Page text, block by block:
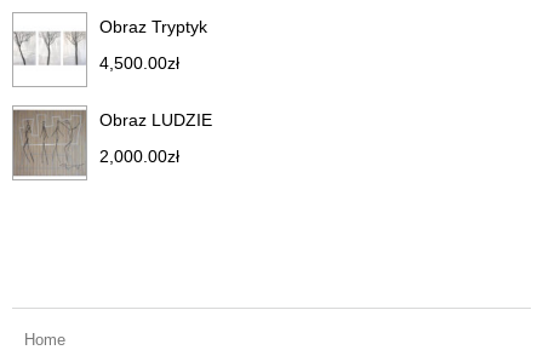
Obraz Tryptyk
4,500.00zł
Obraz LUDZIE
2,000.00zł
Home